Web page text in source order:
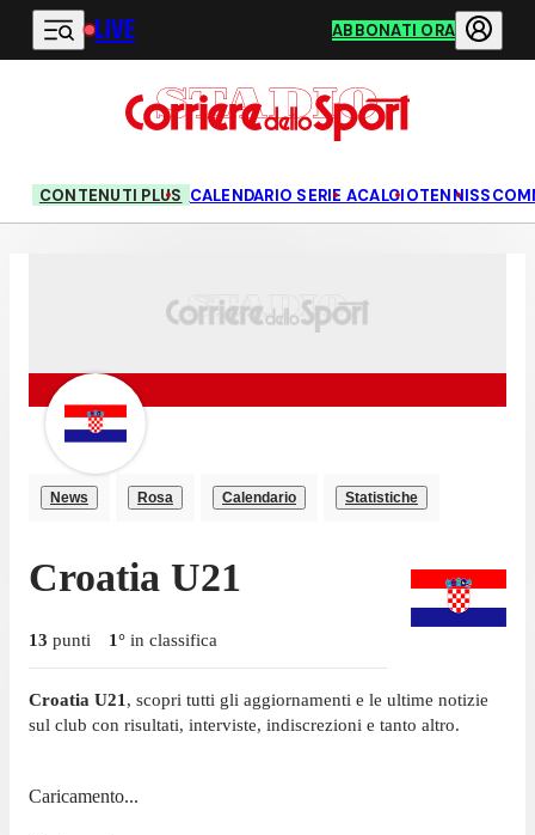
Vai al contenuto principale
LIVE ABBONATI ORA
CONTENUTI PLUS CALENDARIO SERIE ACALCIOTENNIS
News Rosa Calendario Statistiche
Croatia U21
13 punti 1° in classifica
Croatia U21 , scopri tutti gli aggiornamenti e le ultime notizie
sul club con risultati, interviste, indiscrezioni e tanto altro.
Caricamento...